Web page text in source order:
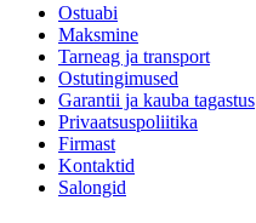
Ostuabi
Maksmine
Tarneag ja transport
Ostutingimused
Garantii ja kauba tagastus
Privaatsuspoliitika
Firmast
Kontaktid
Salongid